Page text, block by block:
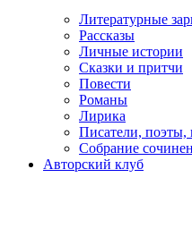
Литературные
Рассказы
Личные истории
Сказки и притчи
Повести
Романы
Лирика
Писатели, поэты,
Собрание
Авторский клуб